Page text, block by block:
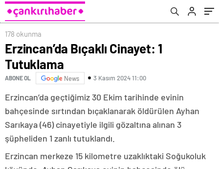
178 okunma
Erzincan’da Bıçaklı Cinayet: 1
Tutuklama
ABONE OL News 3 Kasım 2024 11:00
Erzincan’da geçtiğimiz 30 Ekim tarihinde evinin
bahçesinde sırtından bıçaklanarak öldürülen Ayhan
Sarıkaya (46) cinayetiyle ilgili gözaltına alınan 3
şüpheliden 1 zanlı tutuklandı.
Erzincan merkeze 15 kilometre uzaklıktaki Soğukoluk